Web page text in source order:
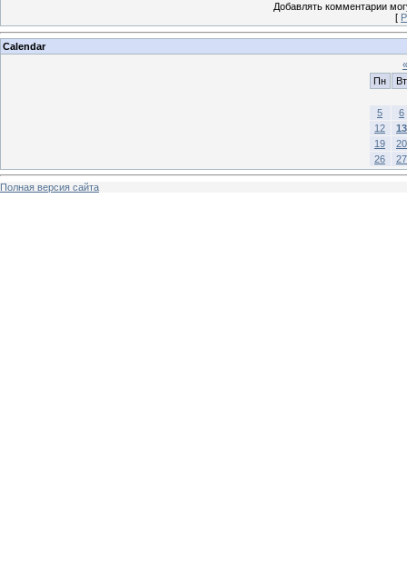
Добавлять комментарии
[
Calendar
«
Пн
Вт
5
6
12
13
19
20
26
27
Полная версия сайта